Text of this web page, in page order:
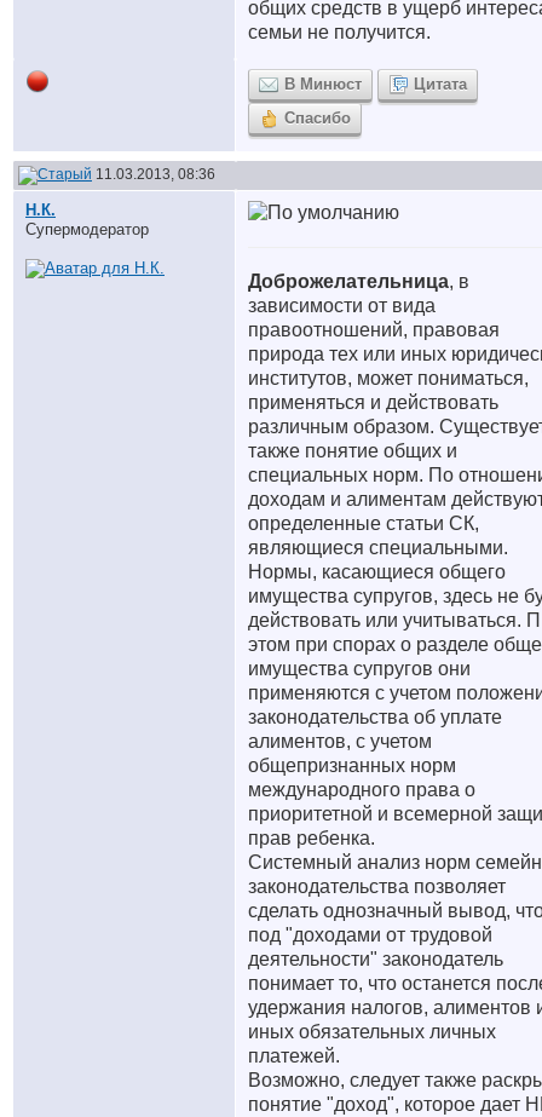
общих средств в ущерб
семьи не получится.
В Минюст
Цитата
Спасибо
11.03.2013, 08:36
Н.К.
Супермодератор
Доброжелательница, в
зависимости от вида
правоотношений, правовая
природа тех или иных
институтов, может пониматься,
применяться и действовать
различным образом.
также понятие общих и
специальных норм. По
доходам и алиментам
определенные статьи СК,
являющиеся специальными.
Нормы, касающиеся общего
имущества супругов, здесь не
действовать или учитываться.
этом при спорах о разделе
имущества супругов они
применяются с учетом
законодательства об уплате
алиментов, с учетом
общепризнанных норм
международного права о
приоритетной и всемерной
прав ребенка.
Системный анализ норм
законодательства позволяет
сделать однозначный вывод,
под "доходами от трудовой
деятельности" законодатель
понимает то, что останется
удержания налогов, алиментов
иных обязательных личных
платежей.
Возможно, следует также
понятие "доход", которое дает